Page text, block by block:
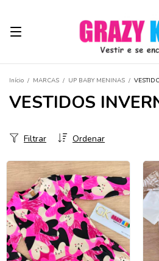
Início / MARCAS / UP BABY MENINAS /
VESTIDOS
Ordenar
Filtrar